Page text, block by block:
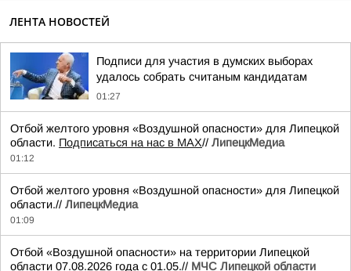
ЛЕНТА НОВОСТЕЙ
Подписи для участия в думских выборах
удалось собрать считаным кандидатам
01:27
Отбой желтого уровня «Воздушной опасности» для Липецкой
области. Подписаться на нас в МАХ// ЛипецкМедиа
01:12
Отбой желтого уровня «Воздушной опасности» для Липецкой
области.// ЛипецкМедиа
01:09
Отбой «Воздушной опасности» на территории Липецкой
области 07.08.2026 года с 01.05.// МЧС Липецкой области